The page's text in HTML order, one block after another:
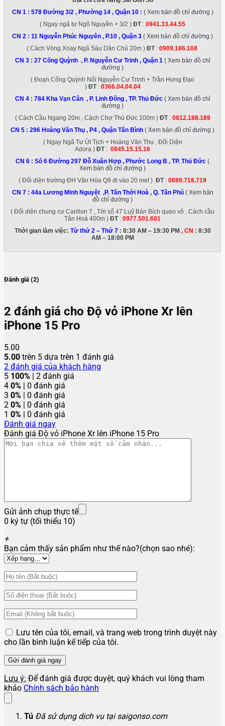
CN 1 : 578 Đường 3/2 , Phường 14 , Quận 10: ( Xem bản đồ chỉ đường )
( Ngay ngã tư Ngô Nguyền + 3/2 ) ĐT: 0941.33.44.55
CN 2 : 11 Nguyễn Phúc Nguyên , P.10 , Quận 3 ( Xem bản đồ chỉ đường )
( Cách Vòng Xoay Ngã Sáu Dân Chủ 20m ) ĐT: 0909.186.168
CN 3 : 27 Cống Quỳnh , P. Nguyễn Cư Trinh , Quận 1 ( Xem bản đồ chỉ
đường )
( Đoạn Cống Quỳnh Nối Nguyễn Cư Trinh + Trần Hưng Đạo
) ĐT: 0366.04.04.04
CN 4 : 784 Kha Vạn Cân , P. Linh Đông , TP. Thủ Đức( Xem bản đồ chỉ
đường )
( Cách Cầu Ngang 20m , Cách Chợ Thủ Đức 100m ) ĐT: 0812.188.189
CN 5 : 296 Hoàng Văn Thụ , P4 , Quận Tân Bình ( Xem bản đồ chỉ đường )
( Ngay Ngã Tư Út Tịch + Hoàng Văn Thụ , Đối Diện
Adora ) ĐT: 0845.15.15.16
CN 6 : Số 6 Đường 297 Đỗ Xuân Hợp , Phước Long B , TP. Thủ Đức (
Xem bản đồ chỉ đường )
( Đối diện trường ĐH Văn Hóa Q9 đi vào 20 met ) ĐT: 0889.718.719
CN 7 : 44a Lương Minh Nguyệt ,P. Tân Thới Hoà , Q. Tân Phú ( Xem bản
đồ chỉ đường )
( Đối diện chung cư Carillon 7 , Tới số 47 Luỹ Bán Bích quẹo vô , Cách cầu
Tân Hoá 400m ) ĐT: 0977.501.601
Thời gian làm việc: Từ thứ 2 – Thứ 7: 8:30 AM – 19:30 PM , CN : 8:30
AM – 18:00 PM
Đánh giá (2)
2 đánh giá cho Độ vỏ iPhone Xr lên
iPhone 15 Pro
5.00
5.00 trên 5 dựa trên 1 đánh giá
2 đánh giá của khách hàng
5 100% | 2 đánh giá
4 0% | 0 đánh giá
3 0% | 0 đánh giá
2 0% | 0 đánh giá
1 0% | 0 đánh giá
Đánh giá ngay
Đánh giá Độ vỏ iPhone Xr lên iPhone 15 Pro
Gửi ảnh chụp thực tế
0 ký tự (tối thiểu 10)
+
Bạn cảm thấy sản phẩm như thế nào?(chọn sao nhé):
Lưu tên của tôi, email, và trang web trong trình duyệt này
cho lần bình luận kế tiếp của tôi.
Lưu ý: Để đánh giá được duyệt, quý khách vui lòng tham
khảo Chính sách bảo hành
Tú Đã sử dụng dịch vụ tại saigonso.com